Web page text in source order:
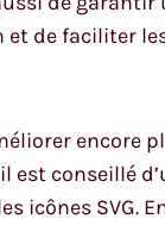
et de faciliter
encore
est conseillé
icônes SVG.